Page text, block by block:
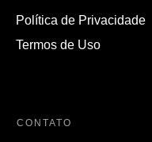
Política de Privacidade
Termos de Uso
CONTATO